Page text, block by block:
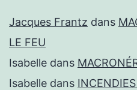
Jacques Frantz dans
LE FEU
Isabelle dans
Isabelle dans